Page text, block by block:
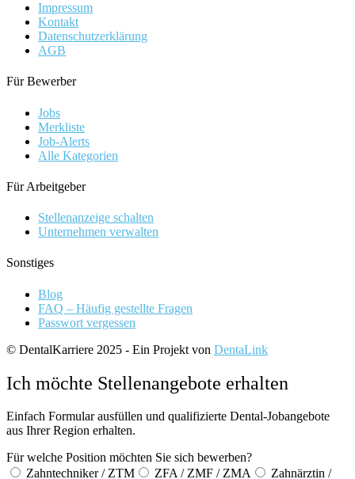
Impressum
Kontakt
Datenschutzerklärung
AGB
Für Bewerber
Jobs
Merkliste
Job-Alerts
Alle Kategorien
Für Arbeitgeber
Stellenanzeige schalten
Unternehmen verwalten
Sonstiges
Blog
FAQ – Häufig gestellte Fragen
Passwort vergessen
© DentalKarriere 2025 - Ein Projekt von DentaLink
Ich möchte Stellenangebote erhalten
Einfach Formular ausfüllen und qualifizierte Dental-Jobangebote
aus Ihrer Region erhalten.
Für welche Position möchten Sie sich bewerben?
Zahntechniker / ZTM
ZFA / ZMF / ZMA Zahnärztin /